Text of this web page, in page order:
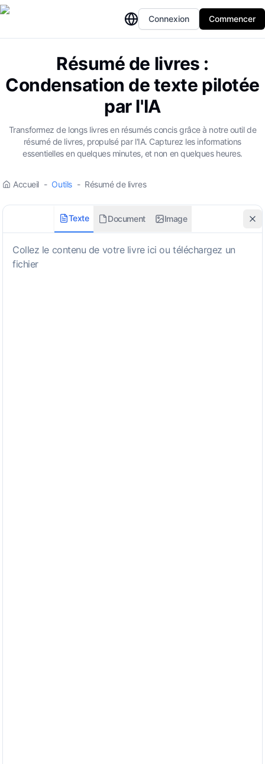
Connexion Commencer
Résumé de livres :
Condensation de texte pilotée
par l'IA
Transformez de longs livres en résumés concis grâce à notre outil de
résumé de livres, propulsé par l'IA. Capturez les informations
essentielles en quelques minutes, et non en quelques heures.
Accueil - Outils - Résumé de livres
Texte Document Image